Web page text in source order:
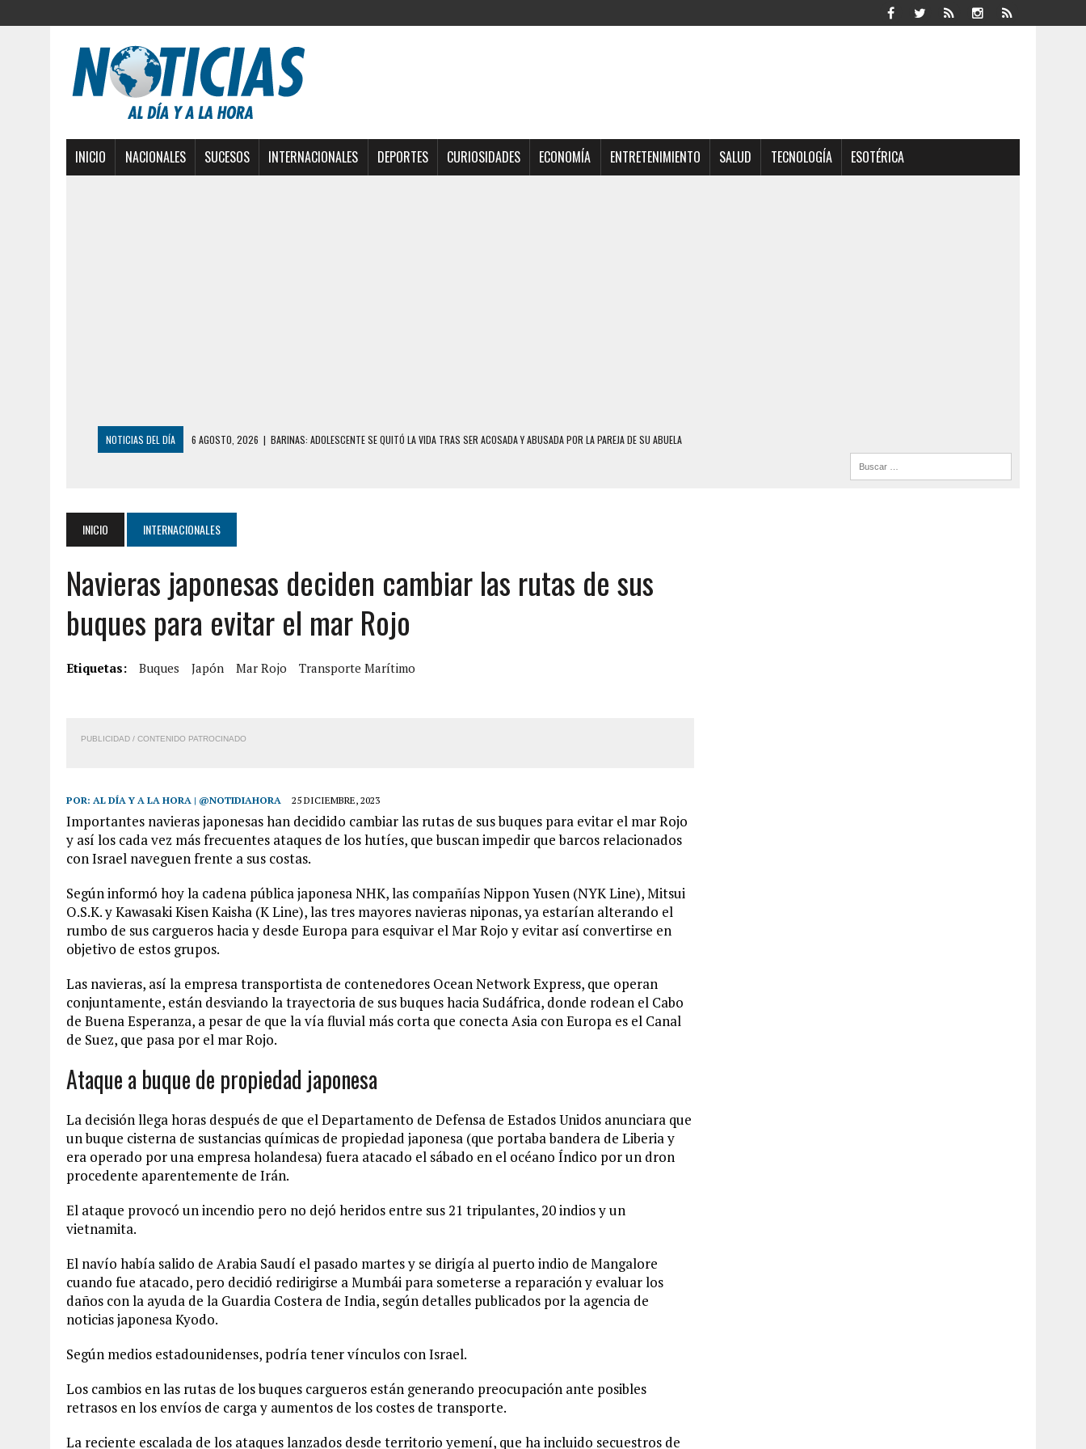
INICIO NACIONALES SUCESOS INTERNACIONALES DEPORTES CURIOSIDADES ECONOMÍA ENTRETENIMIENTO SALUD TECNOLOGÍA ESOTÉRICA
NOTICIAS DEL DÍA 6 AGOSTO, 2026 | BARINAS: ADOLESCENTE SE QUITÓ LA VIDA TRAS SER ACOSADA Y ABUSADA POR LA PAREJA DE SU ABUELA
3 AGOSTO, 2026 | LA INCREÍBLE FORMA EN LA QUE SOBREVIVIÓ UN HOMBRE Y SU FAMILIA TRAS LOS TERREMOTOS: CAYERON DESDE EL PISO NUEVE DEL
EDIFICIO PETUNIA
7 AGOSTO, 2026 | FUGA DE GAS GENERÓ EXPLOSIÓN EN LOCAL COMERCIAL DE CHACAO
7 AGOSTO, 2026 | HOMBRE ASESINÓ A SU TÍA CON UN PUÑAL Y DEJÓ HERIDAS A SU PRIMA Y A OTRO FAMILIAR EN BOLÍVAR
7 AGOSTO, 2026
LOCALIZARON CUERPO DE ‘LA SEÑORA DE LAS UÑAS BONITAS’ 42 DÍAS DESPUÉS DE LOS TERREMOTOS EN LA GUAIRA
INICIO INTERNACIONALES
Navieras japonesas deciden cambiar las rutas de sus
buques para evitar el mar Rojo
Etiquetas: Buques Japón Mar Rojo Transporte Marítimo
PUBLICIDAD / CONTENIDO PATROCINADO
POR: AL DÍA Y A LA HORA | @NOTIDIAHORA 25 DICIEMBRE, 2023
Importantes navieras japonesas han decidido cambiar las rutas de sus buques para evitar el mar Rojo
y así los cada vez más frecuentes ataques de los hutíes, que buscan impedir que barcos relacionados
con Israel naveguen frente a sus costas.
Según informó hoy la cadena pública japonesa NHK, las compañías Nippon Yusen (NYK Line), Mitsui
O.S.K. y Kawasaki Kisen Kaisha (K Line), las tres mayores navieras niponas, ya estarían alterando el
rumbo de sus cargueros hacia y desde Europa para esquivar el Mar Rojo y evitar así convertirse en
objetivo de estos grupos.
Las navieras, así la empresa transportista de contenedores Ocean Network Express, que operan
conjuntamente, están desviando la trayectoria de sus buques hacia Sudáfrica, donde rodean el Cabo
de Buena Esperanza, a pesar de que la vía fluvial más corta que conecta Asia con Europa es el Canal
de Suez, que pasa por el mar Rojo.
Ataque a buque de propiedad japonesa
La decisión llega horas después de que el Departamento de Defensa de Estados Unidos anunciara que
un buque cisterna de sustancias químicas de propiedad japonesa (que portaba bandera de Liberia y
era operado por una empresa holandesa) fuera atacado el sábado en el océano Índico por un dron
procedente aparentemente de Irán.
El ataque provocó un incendio pero no dejó heridos entre sus 21 tripulantes, 20 indios y un
vietnamita.
El navío había salido de Arabia Saudí el pasado martes y se dirigía al puerto indio de Mangalore
cuando fue atacado, pero decidió redirigirse a Mumbái para someterse a reparación y evaluar los
daños con la ayuda de la Guardia Costera de India, según detalles publicados por la agencia de
noticias japonesa Kyodo.
Según medios estadounidenses, podría tener vínculos con Israel.
Los cambios en las rutas de los buques cargueros están generando preocupación ante posibles
retrasos en los envíos de carga y aumentos de los costes de transporte.
La reciente escalada de los ataques lanzados desde territorio yemení, que ha incluido secuestros de